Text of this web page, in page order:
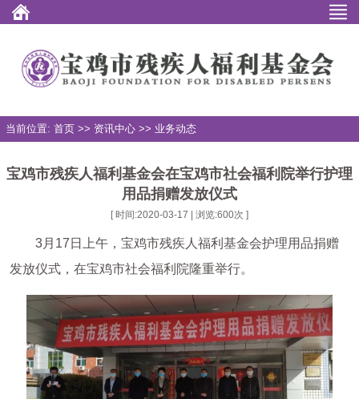
当前位置: 首页 >> 资讯中心 >> 业务动态
宝鸡市残疾人福利基金会在宝鸡市社会福利院举行护理
用品捐赠发放仪式
[ 时间:2020-03-17 | 浏览:600次 ]
3月17日上午，宝鸡市残疾人福利基金会护理用品捐赠
发放仪式，在宝鸡市社会福利院隆重举行。